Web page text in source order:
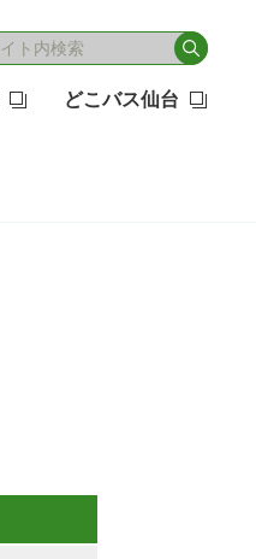
どこバス仙台